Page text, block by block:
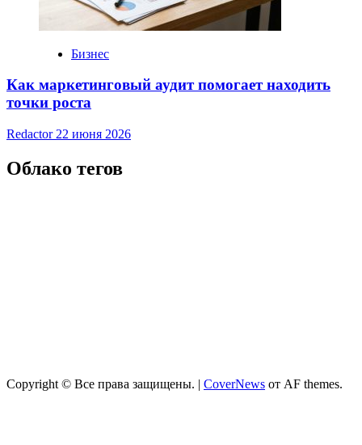
Бизнес
Как маркетинговый аудит помогает находить
точки роста
Redactor 22 июня 2026
Облако тегов
Copyright © Все права защищены. | CoverNews от AF themes.